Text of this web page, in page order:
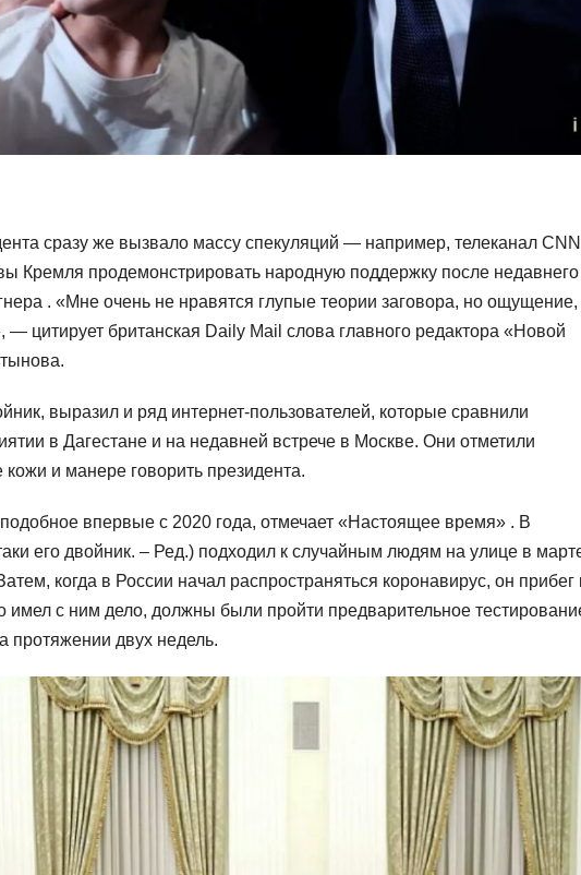
сразу же вызвало массу спекуляций — например, телеканал CNN
Кремля продемонстрировать народную поддержку после недавнего
. «Мне очень не нравятся глупые теории заговора, но ощущение,
— цитирует британская Daily Mail слова главного редактора «Новой
выразил и ряд интернет-пользователей, которые сравнили
в Дагестане и на недавней встрече в Москве. Они отметили
кожи и манере говорить президента.
впервые с 2020 года, отмечает «Настоящее время» . В
его двойник. – Ред.) подходил к случайным людям на улице в
когда в России начал распространяться коронавирус, он прибег
имел с ним дело, должны были пройти предварительное
протяжении двух недель.